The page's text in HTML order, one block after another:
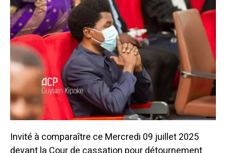
Invité à comparaître ce Mercredi 09 juillet 2025